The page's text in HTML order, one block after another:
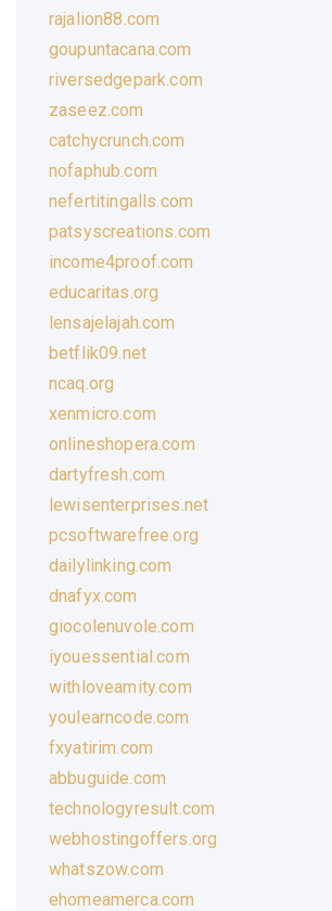
rajalion88.com
goupuntacana.com
riversedgepark.com
zaseez.com
catchycrunch.com
nofaphub.com
nefertitingalls.com
patsyscreations.com
income4proof.com
educaritas.org
lensajelajah.com
betflik09.net
ncaq.org
xenmicro.com
onlineshopera.com
dartyfresh.com
lewisenterprises.net
pcsoftwarefree.org
dailylinking.com
dnafyx.com
giocolenuvole.com
iyouessential.com
withloveamity.com
youlearncode.com
fxyatirim.com
abbuguide.com
technologyresult.com
webhostingoffers.org
whatszow.com
ehomeamerca.com